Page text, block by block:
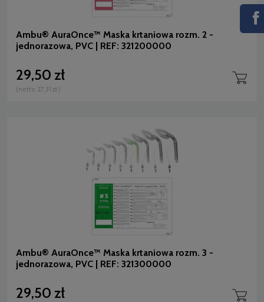
Ambu® AuraOnce™ Maska krtaniowa rozm. 2 -
jednorazowa, PVC | REF: 321200000
29,50 zł
(netto: 27,31 zł )
Ambu® AuraOnce™ Maska krtaniowa rozm. 3 -
jednorazowa, PVC | REF: 321300000
29,50 zł